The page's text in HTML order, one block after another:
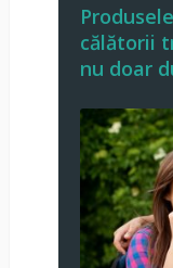
călătorii
nu doar